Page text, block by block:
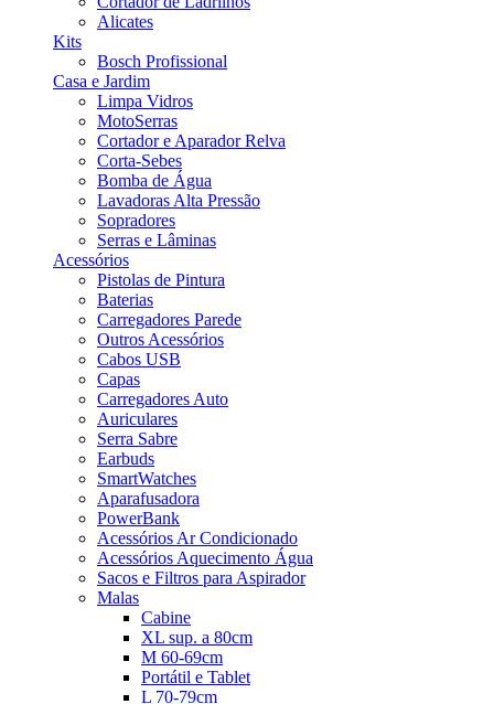
Alicates
Kits
Bosch Profissional
Casa e Jardim
Limpa Vidros
MotoSerras
Cortador e Aparador Relva
Corta-Sebes
Bomba de Água
Lavadoras Alta Pressão
Sopradores
Serras e Lâminas
Acessórios
Pistolas de Pintura
Baterias
Carregadores Parede
Outros Acessórios
Cabos USB
Capas
Carregadores Auto
Auriculares
Serra Sabre
Earbuds
SmartWatches
Aparafusadora
PowerBank
Acessórios Ar Condicionado
Acessórios Aquecimento Água
Sacos e Filtros para Aspirador
Malas
Cabine
XL sup. a 80cm
M 60-69cm
Portátil e Tablet
L 70-79cm